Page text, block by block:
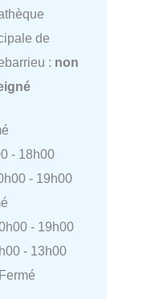
de
: non
- 18h00
- 19h00
- 19h00
- 13h00